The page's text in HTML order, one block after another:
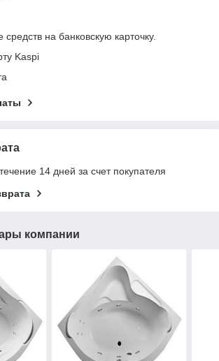
на банковскую карточку.
Kaspi
14 дней за счет покупателя
компании